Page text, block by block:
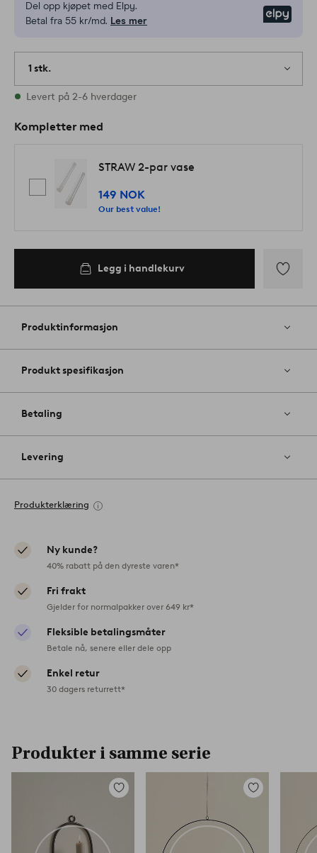
Del opp kjøpet med Elpy.
Betal fra 55 kr/md. Les mer
1 stk.
På lager
Levert på 2-6 hverdager
Kompletter med
STRAW 2-par vase
149 NOK
Our best value!
Legg i handlekurv
til
Produktinformasjon
Produkt spesifikasjon
Betaling
Levering
Produkterklæring
Ny kunde?
40% rabatt på den dyreste varen*
Fri frakt
Gjelder for normalpakker over 649 kr*
Fleksible betalingsmåter
Betale nå, senere eller dele opp
Enkel retur
30 dagers returrett*
Produkter i samme serie
Legg
Legg